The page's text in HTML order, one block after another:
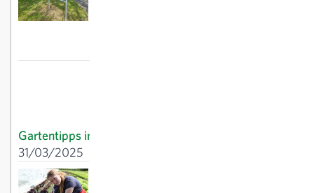
Gartentipps im April: Jäten, Säen, Schneiden
31/03/2025